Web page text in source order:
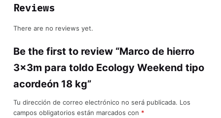
Reviews
There are no reviews yet.
Be the first to review “Marco de hierro
3x3m para toldo Ecology Weekend tipo
acordeón 18 kg”
Tu dirección de correo electrónico no será publicada. Los
campos obligatorios están marcados con *